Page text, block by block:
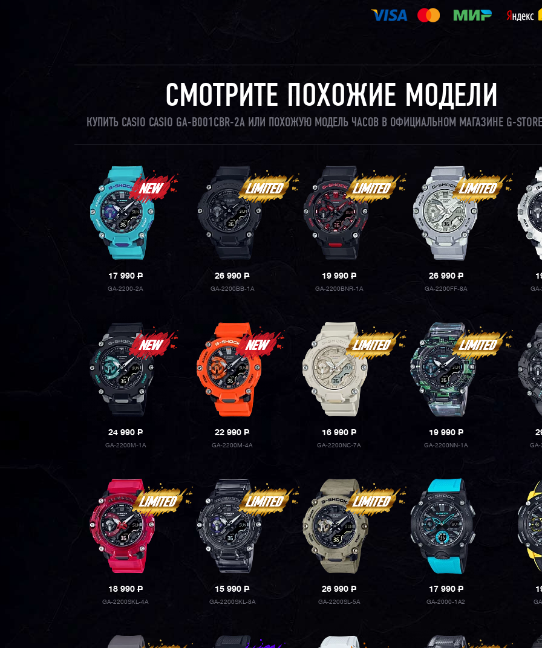
СМОТРИТЕ ПОХОЖИЕ МОДЕЛИ
КУПИТЬ CASIO CASIO GA-B001CBR-2A ИЛИ ПОХОЖУЮ МОДЕЛЬ ЧАСОВ В ОФИЦИАЛЬНОМ МАГАЗИНЕ G-STORE
17 990P
GA-2200-2A
26 990P
GA-2200BB-1A
19 990 P
GA-2200BNR-1A
26 990P
GA-2200FF-8A
24 990P
GA-2200M-1A
22 990P
GA-2200M-4A
16 990 P
GA-2200NC-7A
19 990P
GA-2200NN-1A GA-
18 990P
GA-2200SKL-4A
15 990P
GA-2200SKL-8A
26 990 P
GA-2200SL-5A
17 990P
GA-2000-1A2